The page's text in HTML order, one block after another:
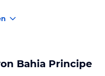
Bahia Principe